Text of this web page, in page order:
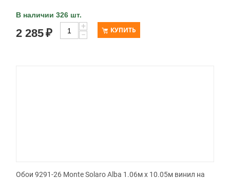
В наличии 326 шт.
2 285₽
+
−
КУПИТЬ
Обои 9291-26 Monte Solaro Alba 1.06м x 10.05м винил на